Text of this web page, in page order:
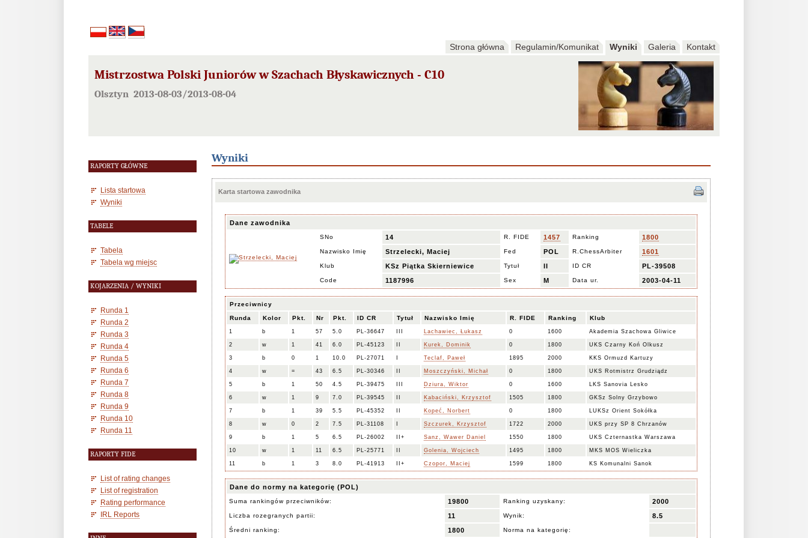
Strona główna Regulamin/Komunikat Wyniki Galeria Kontakt
Mistrzostwa Polski Juniorów w Szachach Błyskawicznych - C10
Olsztyn 2013-08-03/2013-08-04
RAPORTY GŁÓWNE
Lista startowa
Wyniki
TABELE
Tabela
Tabela wg miejsc
KOJARZENIA / WYNIKI
Runda 1
Runda 2
Runda 3
Runda 4
Runda 5
Runda 6
Runda 7
Runda 8
Runda 9
Runda 10
Runda 11
RAPORTY FIDE
List of rating changes
List of registration
Rating performance
IRL Reports
Wyniki
Karta startowa zawodnika
Dane zawodnika
SNo 14 R. FIDE 1457 Ranking 1800
Nazwisko Imię Strzelecki, Maciej Fed POL R.ChessArbiter 1601
Klub KSz Piątka Skierniewice Tytuł II ID CR PL-39508
Code 1187996 Sex M Data ur. 2003-04-11
Przeciwnicy
Runda Kolor Pkt. Nr Pkt. ID CR Tytuł Nazwisko Imię R. FIDE Ranking Klub
1 b 1 57 5.0 PL-36647 Lachawiec, Łukasz 0 1600 Akademia Szachowa Gliwice
2 w 1 41 6.0 PL-45123 Kurek, Dominik 0 1800 UKS Czarny Koń Olkusz
3 b 0 1 10.0 PL-27071 Teclaf, Paweł 1895 2000 KKS Ormuzd Kartuzy
4 w = 43 6.5 PL-30346 Moszczyński, Michał 0 1800 UKS Rotmistrz Grudziądz
5 b 1 50 4.5 PL-39475 Dziura, Wiktor 0 1600 LKS Sanovia Lesko
6 w 1 9 7.0 PL-39545 Kabaciński, Krzysztof 1505 1800 GKSz Solny Grzybowo
7 b 1 39 5.5 PL-45352 Kopeć, Norbert 0 1800 LUKSz Orient Sokółka
8 w 0 2 7.5 PL-31108 Szczurek, Krzysztof 1722 2000 UKS przy SP 8 Chrzanów
9 b 1 5 6.5 PL-26002 II+ Sanz, Wawer Daniel 1550 1800 UKS Czternastka Warszawa
10 w 1 11 6.5 PL-25771 Golenia, Wojciech 1495 1800 MKS MOS Wieliczka
11 b 1 3 8.0 PL-41913 II+ Czopor, Maciej 1599 1800 KS Komunalni Sanok
Dane do normy na kategorię (POL)
Suma rankingów przeciwników: 19800 Ranking uzyskany: 2000
Liczba rozegranych partii: 11 Wynik: 8.5
Średni ranking: 1800 Norma na kategorię: